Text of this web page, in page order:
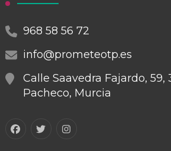
968 58 56 72
info@prometeotp.es
Calle Saavedra Fajardo, 59,
Pacheco, Murcia